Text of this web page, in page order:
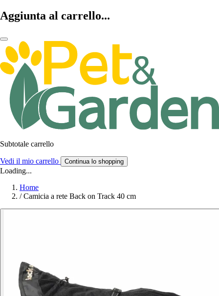
Aggiunta al carrello...
Subtotale carrello
Vedi il mio carrello Continua lo shopping
Loading...
Home
/ Camicia a rete Back on Track 40 cm